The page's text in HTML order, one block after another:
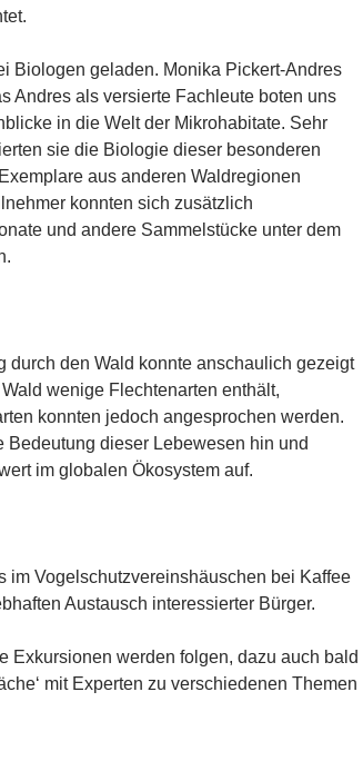
Biologen geladen. Monika Pickert-Andres
Andres als versierte Fachleute boten uns
in die Welt der Mikrohabitate. Sehr
sie die Biologie dieser besonderen
aus anderen Waldregionen
konnten sich zusätzlich
und andere Sammelstücke unter dem
durch den Wald konnte anschaulich gezeigt
wenige Flechtenarten enthält,
konnten jedoch angesprochen werden.
Bedeutung dieser Lebewesen hin und
im globalen Ökosystem auf.
im Vogelschutzvereinshäuschen bei Kaffee
Austausch interessierter Bürger.
Exkursionen werden folgen, dazu auch bald
mit Experten zu verschiedenen Themen